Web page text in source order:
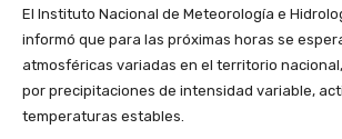
El Instituto Nacional de Meteorología e
informó que para las próximas horas se
atmosféricas variadas en el territorio
por precipitaciones de intensidad variable,
temperaturas estables.